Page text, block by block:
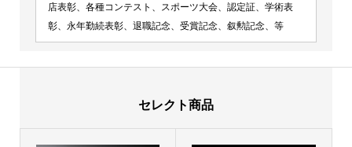
店表彰、各種コンテスト、スポーツ大会、認定証、学術表
彰、永年勤続表彰、退職記念、受賞記念、叙勲記念、等
セレクト商品